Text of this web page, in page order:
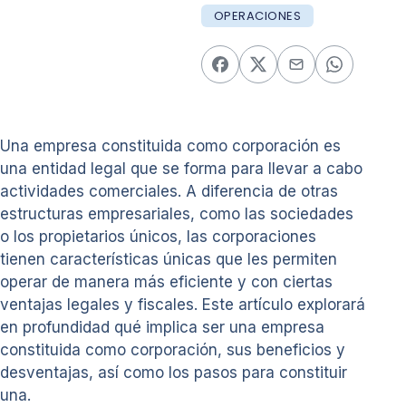
OPERACIONES
Una empresa constituida como corporación es
una entidad legal que se forma para llevar a cabo
actividades comerciales. A diferencia de otras
estructuras empresariales, como las sociedades
o los propietarios únicos, las corporaciones
tienen características únicas que les permiten
operar de manera más eficiente y con ciertas
ventajas legales y fiscales. Este artículo explorará
en profundidad qué implica ser una empresa
constituida como corporación, sus beneficios y
desventajas, así como los pasos para constituir
una.